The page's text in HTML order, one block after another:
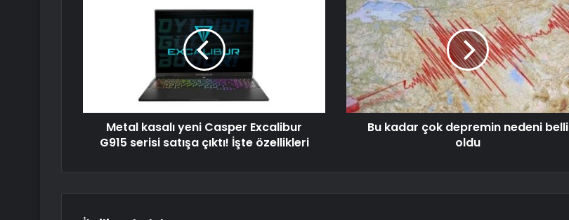
Metal kasalı yeni Casper Excalibur
G915 serisi satışa çıktı! İşte özellikleri
Bu kadar çok depremin nedeni belli
oldu